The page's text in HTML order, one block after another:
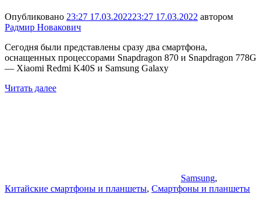
Опубликовано 23:27 17.03.202223:27 17.03.2022 автором
Радмир Новакович
Сегодня были представлены сразу два смартфона,
оснащенных процессорами Snapdragon 870 и Snapdragon 778G
— Xiaomi Redmi K40S и Samsung Galaxy
Читать далее
Samsung,
Китайские смартфоны и планшеты, Смартфоны и планшеты